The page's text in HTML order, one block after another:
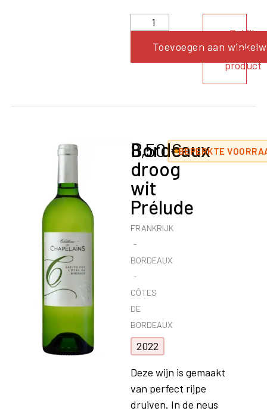
Toevoegen aan
Bekijk
het
product
Bordeaux
droog
wit
Prélude
FRANKRIJK
BORDEAUX
CÔTES
DE
BORDEAUX
2022
8,50€BEPERKTE
Deze wijn is gemaakt
van perfect rijpe
druiven. In de neus